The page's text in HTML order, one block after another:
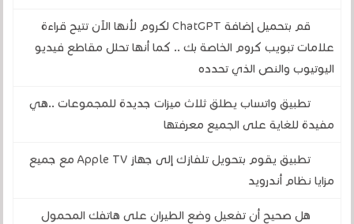
قم بتحميل إضافة ChatGPT لكروم لأنها الآن تتيح قراءة
علامات تبويب كروم الخاصة بك .. كما أنها تحلل مقاطع فيديو
اليوتيوب والنص الذي تحدده
تطبيق واتساب يطلق ثلاث ميزات جديدة للمجموعات ..هي
مفيدة للغاية على الجميع معرفتها
تطبيق يقوم بتحويل تلفازك إلى جهاز Apple TV مع جميع
مزايا نظام أندرويد
هل صحيح أن تفعيل وضع الطيران على هاتفك المحمول